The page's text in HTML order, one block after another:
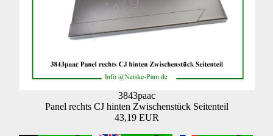
3843paac
Panel rechts CJ hinten Zwischenstück Seitenteil
43,19 EUR